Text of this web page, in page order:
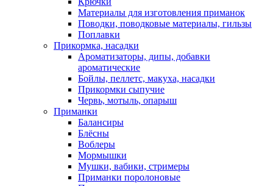
Материалы для изготовления приманок
Поводки, поводковые материалы, гильзы
Поплавки
Прикормка, насадки
Ароматизаторы, дипы, добавки
ароматические
Бойлы, пеллетс, макуха, насадки
Прикормки сыпучие
Червь, мотыль, опарыш
Приманки
Балансиры
Блёсны
Воблеры
Мормышки
Мушки, вабики, стримеры
Приманки поролоновые